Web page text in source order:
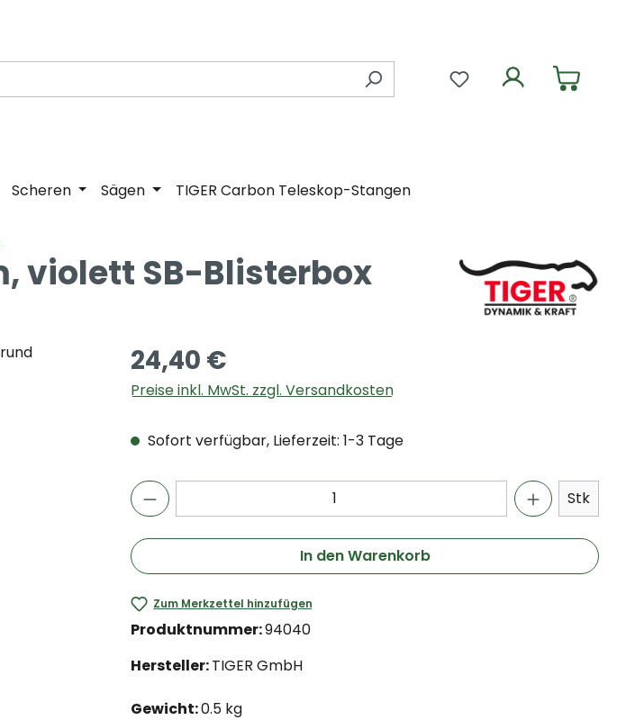
Du hast 0
Scheren Sägen TIGER Carbon Teleskop-Stangen
violett SB-Blisterbox
24,40 €
Preise inkl. MwSt. zzgl. Versandkosten
Sofort verfügbar, Lieferzeit: 1-3 Tage
Stk
In den Warenkorb
Zum Merkzettel hinzufügen
Produktnummer:94040
Hersteller:TIGER GmbH
Gewicht:0.5 kg